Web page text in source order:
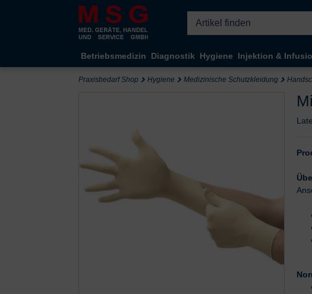
Kompletten Head der Seite überspringen
Betriebsmedizin Diagnostik Hygiene Injektion &
Praxisbedarf Shop Hygiene Medizinische Schutzkleidung